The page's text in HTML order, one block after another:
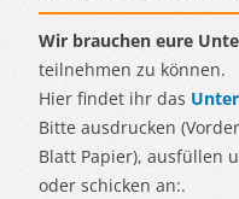
Wir brauchen eure
teilnehmen zu können.
Hier findet ihr das
Bitte ausdrucken
Blatt Papier), ausfüllen
oder schicken an:.